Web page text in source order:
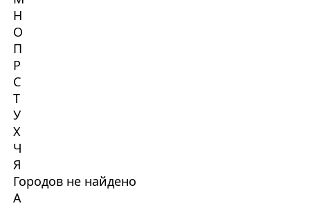
Н
О
П
Р
С
Т
У
Х
Ч
Я
Городов не найдено
А